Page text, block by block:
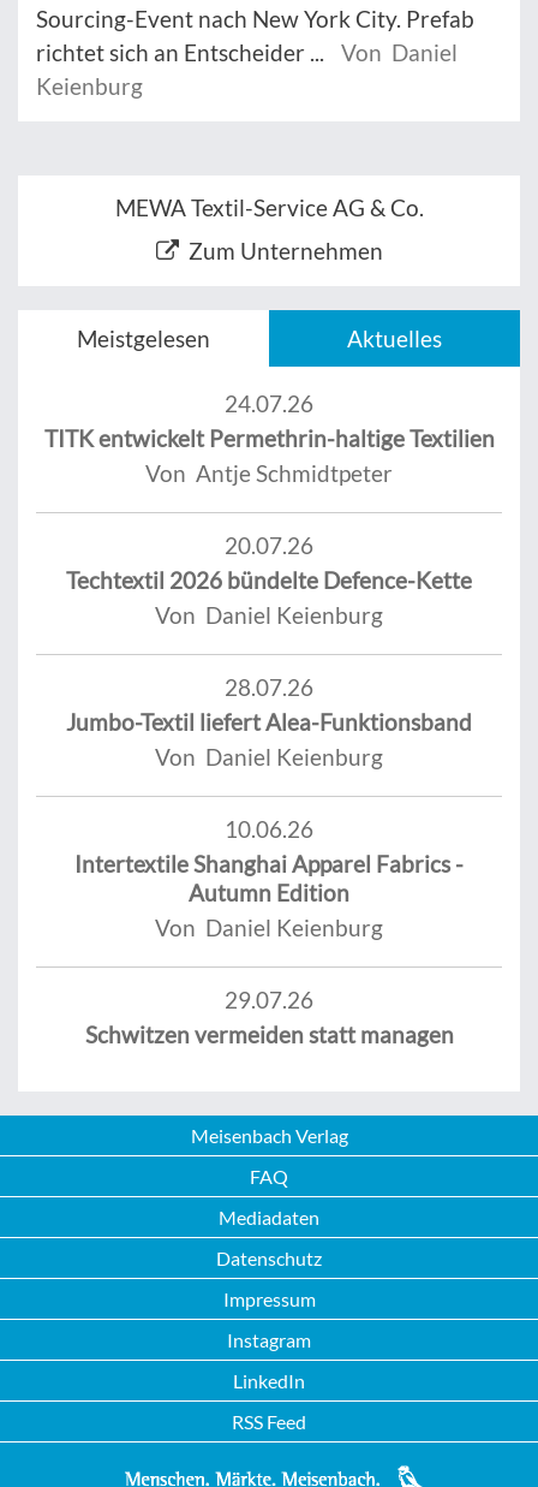
Sourcing-Event nach New York City. Prefab
richtet sich an Entscheider ...
Von Daniel
Keienburg
MEWA Textil-Service AG & Co.
Zum Unternehmen
Meistgelesen Aktuelles
24.07.26
TITK entwickelt Permethrin-haltige Textilien
Von Antje Schmidtpeter
20.07.26
Techtextil 2026 bündelte Defence-Kette
Von Daniel Keienburg
28.07.26
Jumbo-Textil liefert Alea-Funktionsband
Von Daniel Keienburg
10.06.26
Intertextile Shanghai Apparel Fabrics -
Autumn Edition
Von Daniel Keienburg
29.07.26
Schwitzen vermeiden statt managen
Meisenbach Verlag
FAQ
Mediadaten
Datenschutz
Impressum
Instagram
LinkedIn
RSS Feed